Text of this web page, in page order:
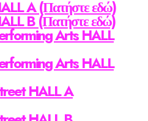
A (Πατήστε εδώ)
B (Πατήστε εδώ)
Arts HALL
Arts HALL
HALL A